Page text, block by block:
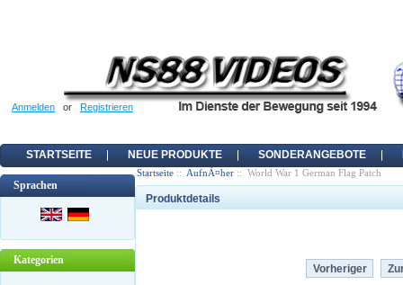
Anmelden or Registrieren
STARTSEITE NEUE PRODUKTE SONDERANGEBOTE
Sprachen
Kategorien
Startseite :: AufnÃ¤her :: World War 1 German Flag Patch
Produktdetails
Vorheriger